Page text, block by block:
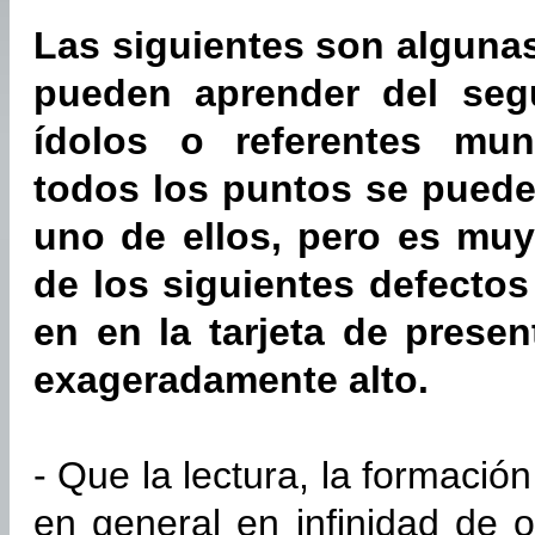
Las siguientes son
pueden aprender del
ídolos o referentes
todos los puntos se
uno de ellos, pero es
de los siguientes
en en la tarjeta de
exageradamente alto.
- Que la lectura, la
en general en infinidad de